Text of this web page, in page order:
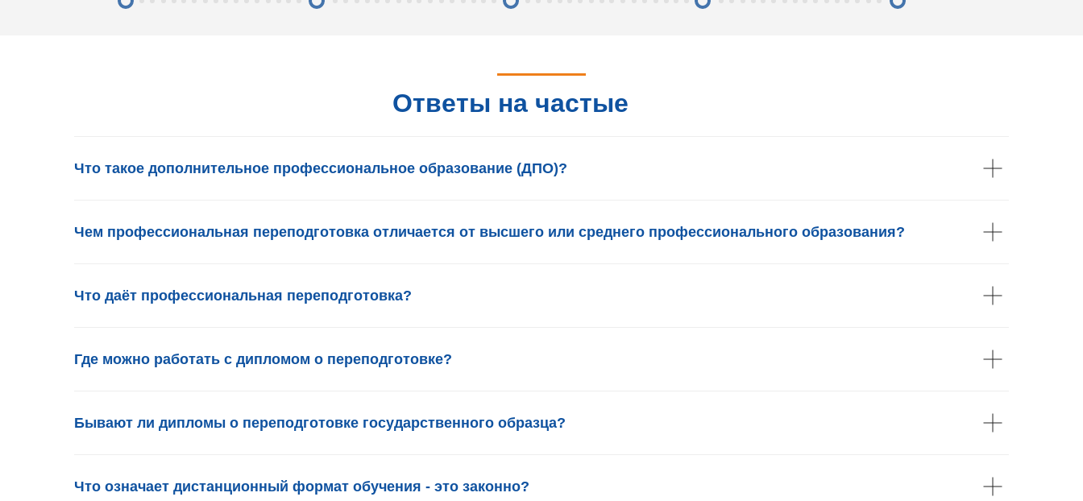
Ответы на частые
Что такое дополнительное профессиональное образование (ДПО)?
Чем профессиональная переподготовка отличается от высшего или среднего профессионального образования?
Что даёт профессиональная переподготовка?
Где можно работать с дипломом о переподготовке?
Бывают ли дипломы о переподготовке государственного образца?
Что означает дистанционный формат обучения - это законно?